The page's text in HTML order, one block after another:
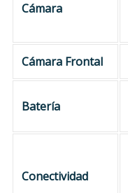
Cámara
Cámara Frontal
Batería
Conectividad